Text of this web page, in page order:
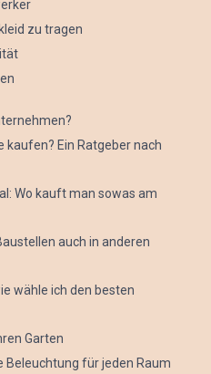
zu tragen
kaufen? Ein Ratgeber nach
Wo kauft man sowas am
auch in anderen
wähle ich den besten
Garten
Beleuchtung für jeden Raum